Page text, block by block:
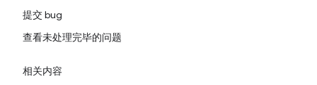
提交 bug
查看未处理完毕的问题
相关内容